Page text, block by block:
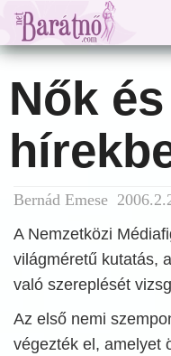
Nők
Bernád Emese
A Nemzetközi
világméretű kutatás,
való szereplését
Az első nemi
végezték el, amelyet